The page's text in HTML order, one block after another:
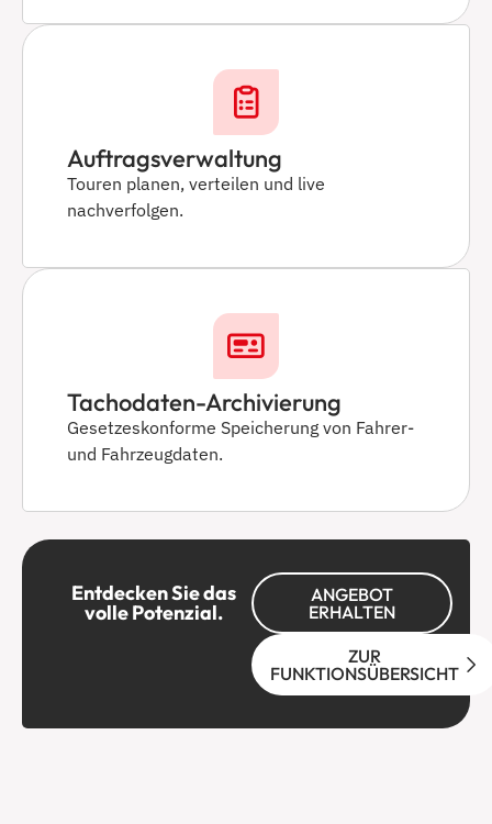
Auftragsverwaltung
Touren planen, verteilen und live
nachverfolgen.
Tachodaten-Archivierung
Gesetzeskonforme Speicherung von Fahrer-
und Fahrzeugdaten.
Entdecken Sie das
volle Potenzial.
ANGEBOT
ERHALTEN
ZUR
FUNKTIONSÜBERSICHT